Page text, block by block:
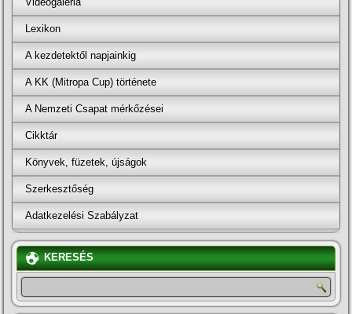
Lexikon
A kezdetektől napjainkig
A KK (Mitropa Cup) története
A Nemzeti Csapat mérkőzései
Cikktár
Könyvek, füzetek, újságok
Szerkesztőség
Adatkezelési Szabályzat
KERESÉS